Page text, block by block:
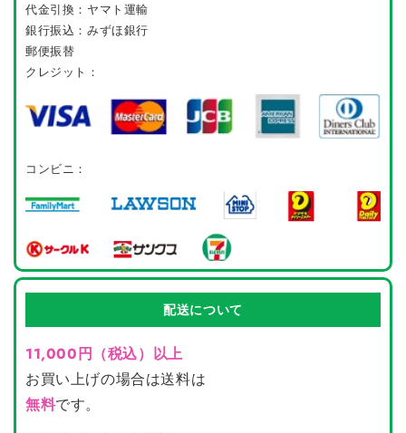
代金引換：ヤマト運輸
銀行振込：みずほ銀行
郵便振替
クレジット：
コンビニ：
配送について
11,000円（税込）以上
お買い上げの場合は送料は
無料です。